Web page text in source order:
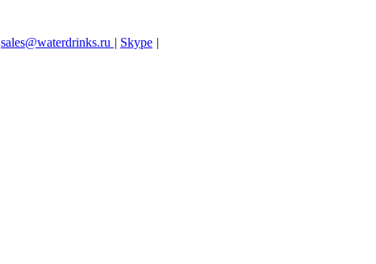
sales@waterdrinks.ru | Skype |